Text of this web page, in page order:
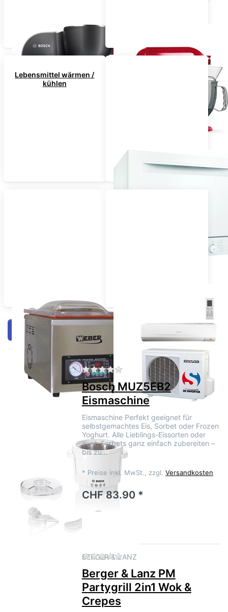
Küchenmaschinen
Lebensmittel wärmen /
kühlen
(Tischgerät)
Filtern & Sortieren
BOSCH Zu diesem Produkt liegen
Bosch MUZ5EB2
Eismaschine
Eismaschine Perfekt geeignet für
selbstgemachtes Eis, Sorbet oder Frozen
Yoghurt. Alle Lieblings-Eissorten oder
auch Sorbets ganz einfach zubereiten –
bis zu…
* Preise inkl. MwSt., zzgl. Versandkosten
CHF 83.90 *
BERGER & LANZZu diesem Produkt liegen
Berger & Lanz PM
Partygrill 2in1 Wok &
Crepes